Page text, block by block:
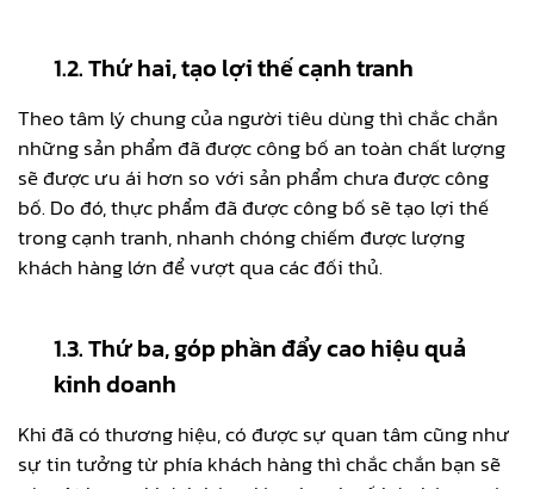
1.2. Thứ hai, tạo lợi thế cạnh tranh
Theo tâm lý chung của người tiêu dùng thì chắc chắn
những sản phẩm đã được công bố an toàn chất lượng
sẽ được ưu ái hơn so với sản phẩm chưa được công
bố. Do đó, thực phẩm đã được công bố sẽ tạo lợi thế
trong cạnh tranh, nhanh chóng chiếm được lượng
khách hàng lớn để vượt qua các đối thủ.
1.3. Thứ ba, góp phần đẩy cao hiệu quả
kinh doanh
Khi đã có thương hiệu, có được sự quan tâm cũng như
sự tin tưởng từ phía khách hàng thì chắc chắn bạn sẽ